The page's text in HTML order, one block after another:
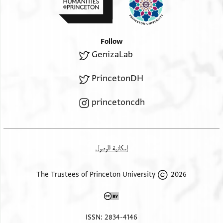
אן יכון
סכנהא מע ואלדה אלמשדך // ומע אכוה // פי מסכן
ללשיך אבו אסחק כאל //ואלדה // אלצרירה כאתמין
וקת אלזואג וקבל אלמשדך עליה שרוט בנות ישראל
עליהא ואקנינא מן אלמשדך עלי דלך קנין שלם מעכשיו
אברהם בר אלעזר נע אברהם בר יחיי הלוי נע
בפנינו חתמו אלו העדים ואנון אברהם בר אלעזר נע'
Follow
GenizaLab
PrincetonDH
princetoncdh
إمكانية الوصول
2026 The Trustees of Princeton University
ISSN: 2834-4146